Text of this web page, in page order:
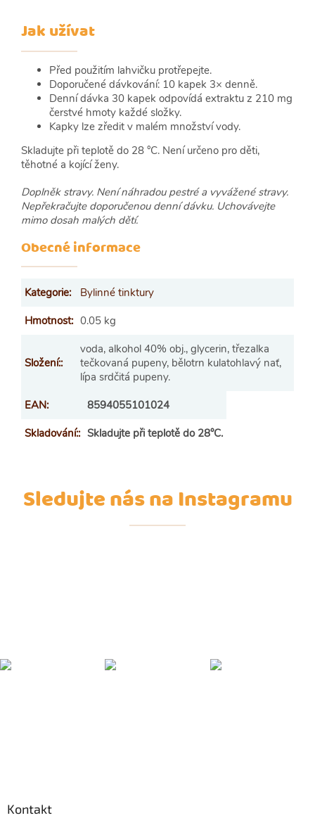
Jak užívat
Před použitím lahvičku protřepejte.
Doporučené dávkování: 10 kapek 3× denně.
Denní dávka 30 kapek odpovídá extraktu z 210 mg
čerstvé hmoty každé složky.
Kapky lze zředit v malém množství vody.
Skladujte při teplotě do 28 °C. Není určeno pro děti,
těhotné a kojící ženy.
Doplněk stravy. Není náhradou pestré a vyvážené stravy.
Nepřekračujte doporučenou denní dávku. Uchovávejte
mimo dosah malých dětí.
Obecné informace
Kategorie:
Bylinné tinktury
Hmotnost: 0.05 kg
Složení::
voda, alkohol 40% obj., glycerin, třezalka
tečkovaná pupeny, bělotrn kulatohlavý nať,
lípa srdčitá pupeny.
EAN:
8594055101024
Skladování:: Skladujte při teplotě do 28°C.
Sledujte nás na Instagramu
Kontakt